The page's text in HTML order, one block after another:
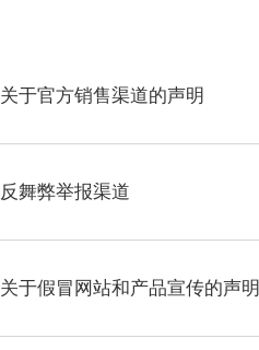
关于官方销售渠道的声明
反舞弊举报渠道
关于假冒网站和产品宣传的声明